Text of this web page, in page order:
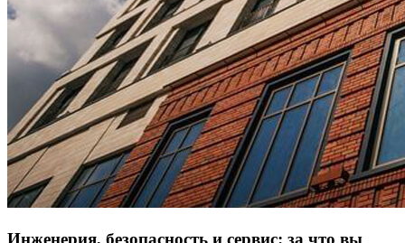
Инженерия, безопасность и сервис: за что вы